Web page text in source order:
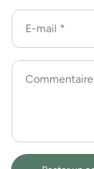
E-mail *
Commentaire